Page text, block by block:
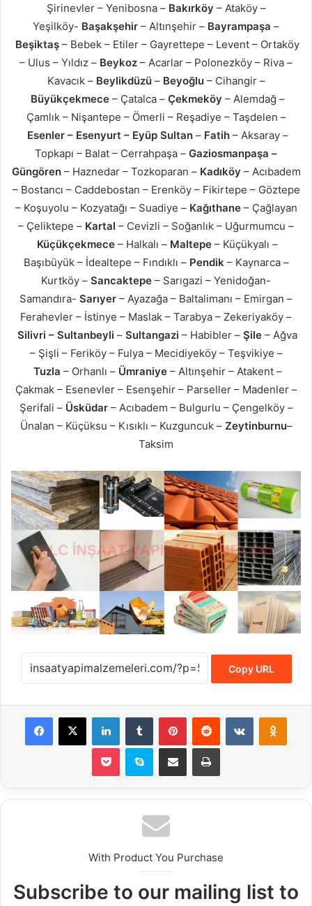
Şirinevler – Yenibosna – Bakırköy – Ataköy –
Yeşilköy- Başakşehir – Altınşehir – Bayrampaşa –
Beşiktaş – Bebek – Etiler – Gayrettepe – Levent – Ortaköy
– Ulus – Yıldız – Beykoz – Acarlar – Polonezköy – Riva –
Kavacık –Beylikdüzü– Beyoğlu– Cihangir –
Büyükçekmece– Çatalca –Çekmeköy – Alemdağ –
Çamlık – Nişantepe – Ömerli – Reşadiye – Taşdelen –
Esenler – Esenyurt – Eyüp Sultan– Fatih– Aksaray –
Topkapı – Balat – Cerrahpaşa – Gaziosmanpaşa –
Güngören– Haznedar – Tozkoparan – Kadıköy – Acıbadem
– Bostancı – Caddebostan – Erenköy – Fikirtepe – Göztepe
– Koşuyolu – Kozyatağı – Suadiye – Kağıthane– Çağlayan
– Çeliktepe – Kartal – Cevizli – Soğanlık – Uğurmumcu –
Küçükçekmece – Halkalı – Maltepe – Küçükyalı –
Başıbüyük – İdealtepe – Fındıklı – Pendik – Kaynarca –
Kurtköy – Sancaktepe – Sarıgazi – Yenidoğan-
Samandıra- Sarıyer – Ayazağa – Baltalimanı – Emirgan –
Ferahevler – İstinye – Maslak – Tarabya – Zekeriyaköy –
Silivri – Sultanbeyli – Sultangazi – Habibler – Şile – Ağva
– Şişli – Feriköy – Fulya – Mecidiyeköy – Teşvikiye –
Tuzla – Orhanlı – Ümraniye– Altınşehir – Atakent –
Çakmak – Esenevler – Esenşehir – Parseller – Madenler –
Şerifali – Üsküdar– Acıbadem – Bulgurlu – Çengelköy –
Ünalan – Küçüksu – Kısıklı – Kuzguncuk – Zeytinburnu–
Taksim
Copy URL
Facebook
X LinkedInTumblr PinterestReddit VKontakte
Pocket Skype E-Posta ile paylaş Yazdır
With Product You Purchase
Subscribe to our mailing list to